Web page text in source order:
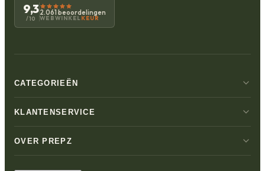
9,3
/10
2.061 beoordelingen
WEBWINKELKEUR
CATEGORIEËN
KLANTENSERVICE
OVER PREPZ